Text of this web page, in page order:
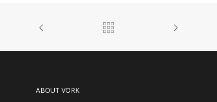
ABOUT VORK